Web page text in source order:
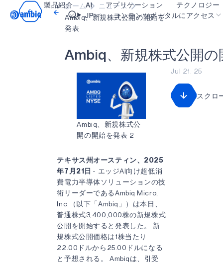
製品紹介 AI アプリケーション
ヘルスケア
スマート・リモコン
スマートホームとビル
スマートカード
ウェアラブル
ゲーミング
ヒアラブル
テクノロジー
blueSPOT
neuralSPOT
secureSPOT
JP コンテンツポータルにアクセス
ホーム
ニュース
Ambiq、新規株式公開の開始を
発表
Am biq、 新規株式公開 の
Ambiq、新規株式公
開の開始を発表 2
テキサス州オースティン、2025
年7月21日 - エッジAI向け超低消
費電力半導体ソリューションの技
術リーダーであるAmbiq Micro,
Inc.（以下「Ambiq」）は本日、
普通株式3,400,000株の新規株式
公開を開始すると発表した。 新
規株式公開価格は1株当たり
22.00ドルから25.00ドルになる
と予想される。 Ambiqは、引受
Jul 21. 25
スクロ
Video title
OK